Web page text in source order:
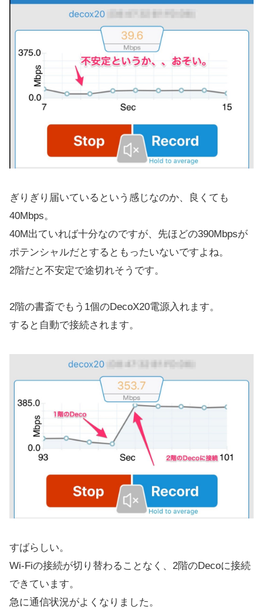
ぎりぎり届いているという感じなのか、良くても
40Mbps。
40M出ていれば十分なのですが、先ほどの390Mbpsが
ポテンシャルだとするともったいないですよね。
2階だと不安定で途切れそうです。
2階の書斎でもう1個のDecoX20電源入れます。
すると自動で接続されます。
すばらしい。
Wi-Fiの接続が切り替わることなく、2階のDecoに接続
できています。
急に通信状況がよくなりました。